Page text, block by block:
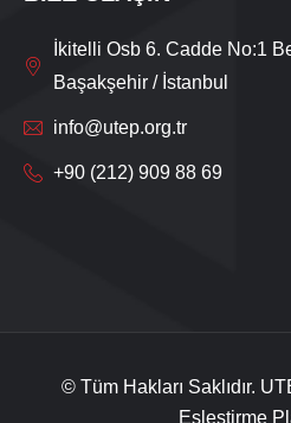
İkitelli Osb 6. Cadde No:1
Başakşehir / İstanbul
info@utep.org.tr
+90 (212) 909 88 69
© Tüm Hakları Saklıdır.
Eşleştirme